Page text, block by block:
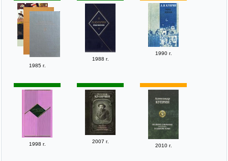
1985 г.
1988 г.
1990 г.
1998 г. 2007 г.
2010 г.